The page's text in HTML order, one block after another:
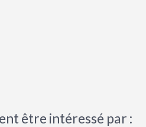
être intéressé par :